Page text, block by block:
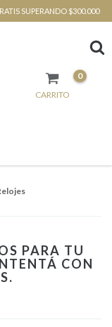
SUPERANDO $300.000
CARRITO
0
PARA TU
CON